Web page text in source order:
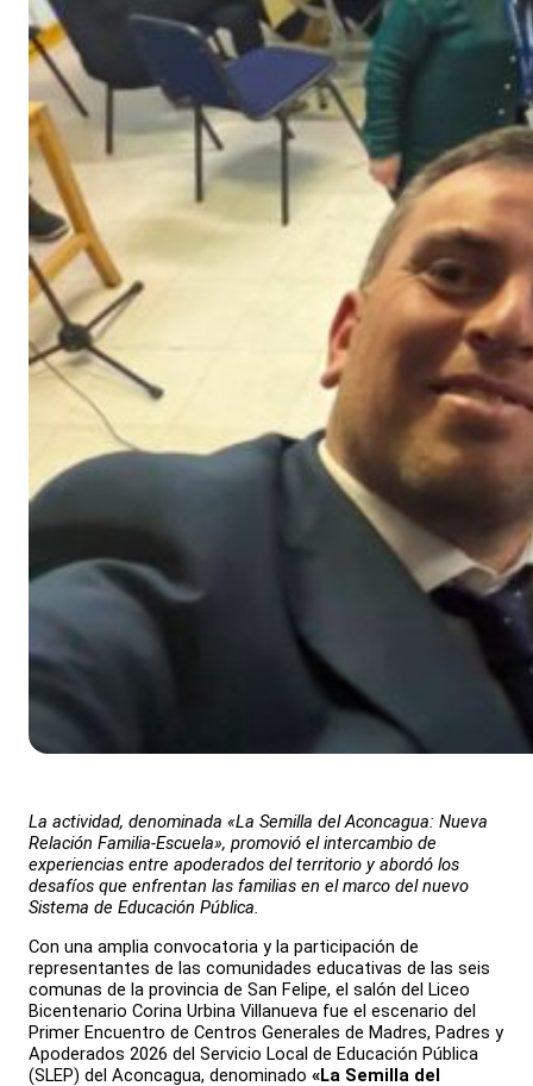
La actividad, denominada «La Semilla del Aconcagua: Nueva
Relación Familia-Escuela», promovió el intercambio de
experiencias entre apoderados del territorio y abordó los
desafíos que enfrentan las familias en el marco del nuevo
Sistema de Educación Pública.
Con una amplia convocatoria y la participación de
representantes de las comunidades educativas de las seis
comunas de la provincia de San Felipe, el salón del Liceo
Bicentenario Corina Urbina Villanueva fue el escenario del
Primer Encuentro de Centros Generales de Madres, Padres y
Apoderados 2026 del Servicio Local de Educación Pública
(SLEP) del Aconcagua, denominado «La Semilla del